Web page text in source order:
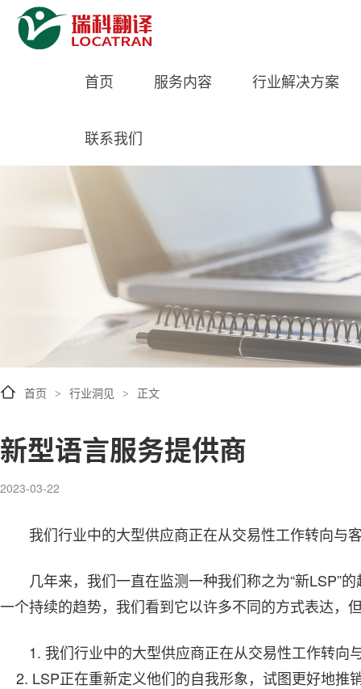
首页 服务内容 行业解决方案
联系我们
首页 > 行业洞见 > 正文
新型语言服务提供商
2023-03-22
我们行业中的大型供应商正在从交易性工作转向与
几年来，我们一直在监测一种我们称之为“新LSP”
一个持续的趋势，我们看到它以许多不同的方式表达，
1. 我们行业中的大型供应商正在从交易性工作转向
2. LSP正在重新定义他们的自我形象，试图更好地推